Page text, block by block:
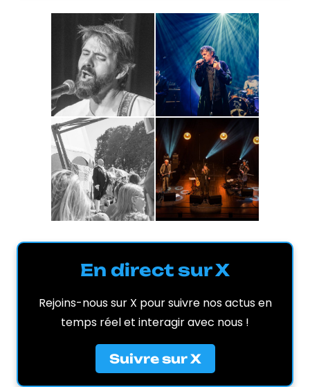
En direct sur X
Rejoins-nous sur X pour suivre nos actus en
temps réel et interagir avec nous !
Suivre sur X